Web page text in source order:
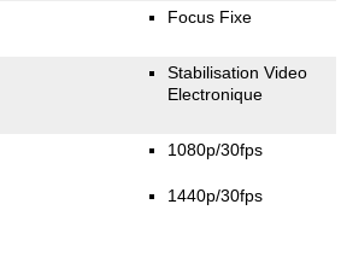
Focus Fixe
Stabilisation Video
Electronique
1080p/30fps
1440p/30fps